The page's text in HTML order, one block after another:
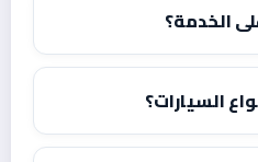
الخدمة؟
السيارات؟